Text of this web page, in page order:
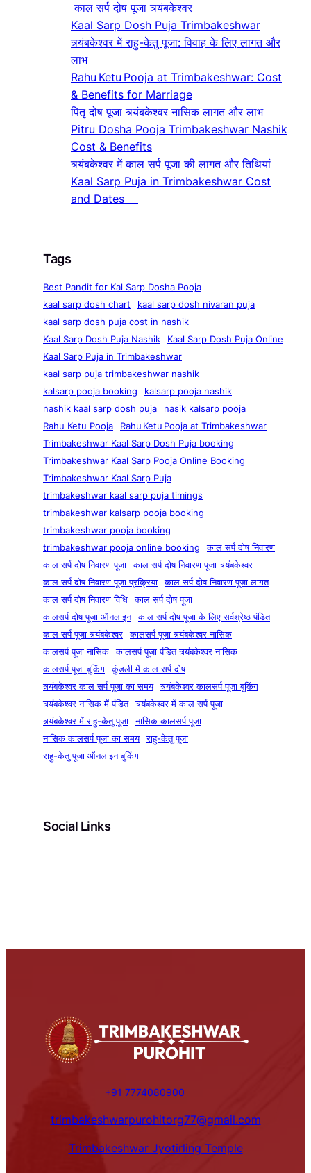
काल सर्प दोष पूजा त्र्यंबकेश्वर
Kaal Sarp Dosh Puja Trimbakeshwar
त्र्यंबकेश्वर में राहु-केतु पूजा: विवाह के लिए लागत और
लाभ
Rahu Ketu Pooja at Trimbakeshwar: Cost
& Benefits for Marriage
पितृ दोष पूजा त्र्यंबकेश्वर नासिक लागत और लाभ
Pitru Dosha Pooja Trimbakeshwar Nashik
Cost & Benefits
त्र्यंबकेश्वर में काल सर्प पूजा की लागत और तिथियां
Kaal Sarp Puja in Trimbakeshwar Cost
and Dates
Tags
Best Pandit for Kal Sarp Dosha Pooja
kaal sarp dosh chart
kaal sarp dosh nivaran puja
kaal sarp dosh puja cost in nashik
Kaal Sarp Dosh Puja Nashik
Kaal Sarp Dosh Puja Online
Kaal Sarp Puja in Trimbakeshwar
kaal sarp puja trimbakeshwar nashik
kalsarp pooja booking
kalsarp pooja nashik
nashik kaal sarp dosh puja
nasik kalsarp pooja
Rahu Ketu Pooja
Rahu Ketu Pooja at Trimbakeshwar
Trimbakeshwar Kaal Sarp Dosh Puja booking
Trimbakeshwar Kaal Sarp Pooja Online Booking
Trimbakeshwar Kaal Sarp Puja
trimbakeshwar kaal sarp puja timings
trimbakeshwar kalsarp pooja booking
trimbakeshwar pooja booking
trimbakeshwar pooja online booking
काल सर्प दोष निवारण
काल सर्प दोष निवारण पूजा
काल सर्प दोष निवारण पूजा त्र्यंबकेश्वर
काल सर्प दोष निवारण पूजा प्रक्रिया
काल सर्प दोष निवारण पूजा लागत
काल सर्प दोष निवारण विधि
काल सर्प दोष पूजा
कालसर्प दोष पूजा ऑनलाइन
काल सर्प दोष पूजा के लिए सर्वश्रेष्ठ पंडित
काल सर्प पूजा त्र्यंबकेश्वर
कालसर्प पूजा त्र्यंबकेश्वर नासिक
कालसर्प पूजा नासिक
कालसर्प पूजा पंडित त्र्यंबकेश्वर नासिक
कालसर्प पूजा बुकिंग
कुंडली में काल सर्प दोष
त्र्यंबकेश्वर काल सर्प पूजा का समय
त्र्यंबकेश्वर कालसर्प पूजा बुकिंग
त्र्यंबकेश्वर नासिक में पंडित
त्र्यंबकेश्वर में काल सर्प पूजा
त्र्यंबकेश्वर में राहु-केतु पूजा
नासिक कालसर्प पूजा
नासिक कालसर्प पूजा का समय
राहु-केतु पूजा
राहु-केतु पूजा ऑनलाइन बुकिंग
Social Links
+91 7774080900
trimbakeshwarpurohitorg77@gmail.com
Trimbakeshwar Jyotirling Temple